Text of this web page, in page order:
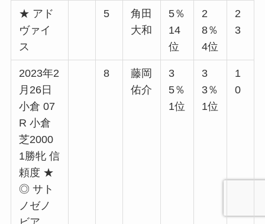
★ アド
ヴァイ
ス
5
角田
大和
5％
14
位
2
8％
4位
2
3
2023年2
月26日
小倉 07
R 小倉
芝2000
1勝牝 信
頼度 ★
◎ サト
ノゼノ
8
藤岡
佑介
3
5％
1位
3
3％
1位
1
0